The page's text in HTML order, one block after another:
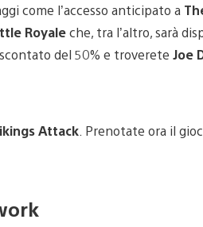
come l’accesso anticipato a
Royaleche, tra l’altro, sarà
del 50% e troverete Joe
Attack . Prenotate ora il